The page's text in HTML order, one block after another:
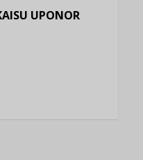
UPONOR